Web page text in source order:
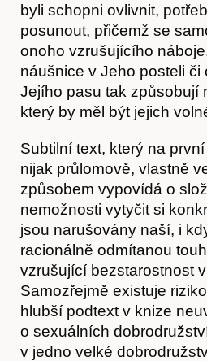
O
byli schopni ovlivnit,
posunout, přičemž se
onoho vzrušujícího
náušnice v Jeho posteli či
Jejího pasu tak způsobují
který by měl být jejich
Subtilní text, který na
nijak průlomově, vlastně
způsobem vypovídá o
nemožnosti vytyčit si
jsou narušovány naší, i
racionálně odmítanou
vzrušující bezstarostnost
Samozřejmě existuje
hlubší podtext v knize
o sexuálních
v jedno velké